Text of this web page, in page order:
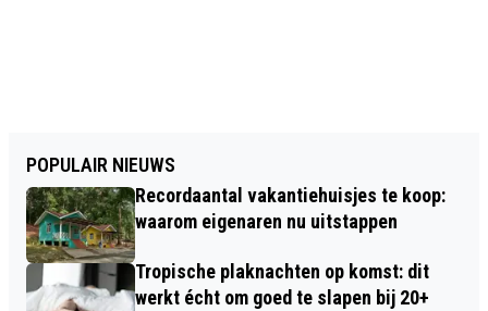
POPULAIR NIEUWS
Recordaantal vakantiehuisjes te koop:
waarom eigenaren nu uitstappen
Tropische plaknachten op komst: dit
werkt écht om goed te slapen bij 20+